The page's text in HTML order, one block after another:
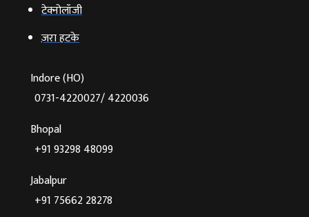
टेक्‍नोलॉजी
ज़रा हटके
Indore (HO)
0731-4220027/ 4220036
Bhopal
+91 93298 48099
Jabalpur
+91 75662 28278